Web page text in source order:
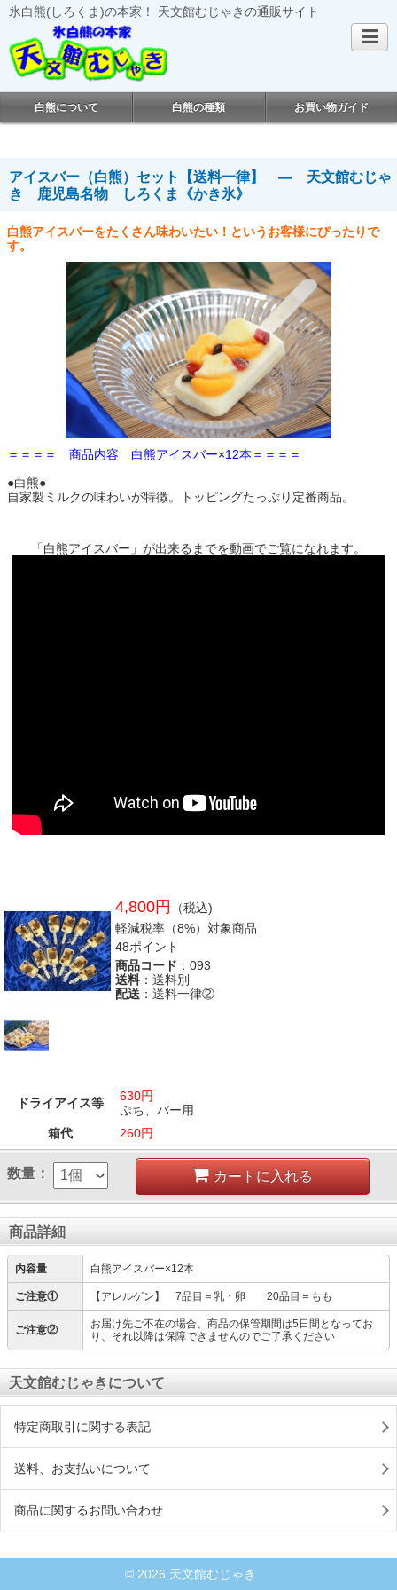
氷白熊(しろくま)の本家！ 天文館むじゃきの通販サイト
白熊について 白熊の種類 お買い物ガイド
アイスバー（白熊）セット【送料一律】 ― 天文館むじゃ
き 鹿児島名物 しろくま《かき氷》
白熊アイスバーをたくさん味わいたい！というお客様にぴったりで
す。
＝＝＝＝ 商品内容 白熊アイスバー×12本 ＝＝＝＝
●白熊●
自家製ミルクの味わいが特徴。トッピングたっぷり定番商品。
「白熊アイスバー」が出来るまでを動画でご覧になれます。
4,800円
（税込)
軽減税率（8%）対象商品
48ポイント
商品コード ：093
送料 ：送料別
配送 ：送料一律②
ドライアイス等
630円
ぷち、バー用
箱代
260円
数量： カートに入れる
商品詳細
内容量 白熊アイスバー×12本
ご注意① 【アレルゲン】 7品目＝乳・卵 20品目＝もも
ご注意②
お届け先ご不在の場合、商品の保管期間は5日間となってお
り、それ以降は保障できませんのでご了承ください
天文館むじゃきについて
特定商取引に関する表記
送料、お支払いについて
商品に関するお問い合わせ
© 2026 天文館むじゃき